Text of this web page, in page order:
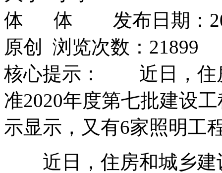
发布日期：
原创 浏览次数： 21899
核心提示： 近日，住
准2020年度第七批建设
示显示，又有6家照明工
近日，住房和城乡建